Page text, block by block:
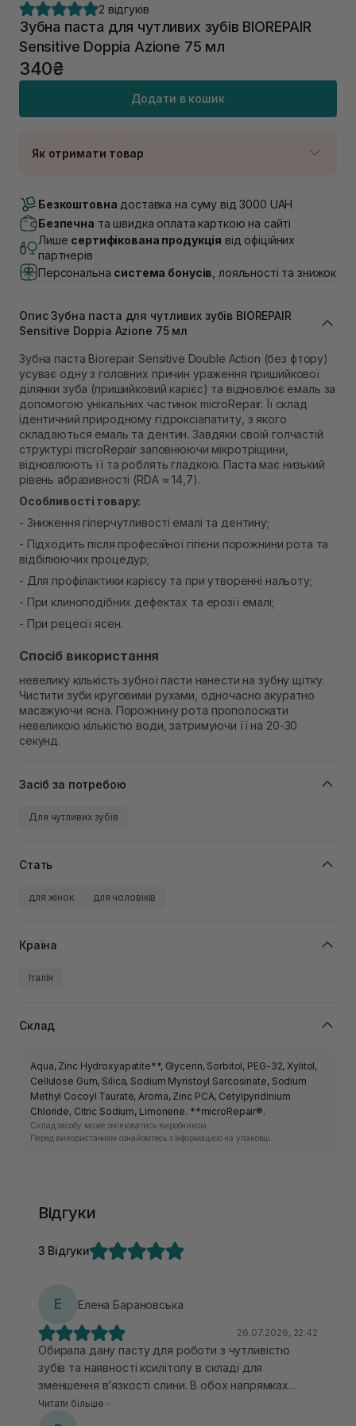
2 відгуків
Зубна паста для чутливих зубів BIOREPAIR
Sensitive Doppia Azione 75 мл
340₴
Додати в кошик
Як отримати товар
В наявності
Самовивіз м. Луцьк, вул. Винниченка 4
В наявності
Самовивіз м. Львів, вул. Академіка Підстригача, 1В
(Duck’s Lake)
В наявності
В наявності
Самовивіз м. Львів, вул. Степана Бандери 45
Самовивіз м. Рівне, вул. 16-го Липня, 15
В наявності
Самовивіз м. Рівне, вул. Кулика і Гудачека 23 (ТЦ
Екватор)
В наявності
Безкоштовна доставка на суму від 3000 UAH
Безпечна та швидка оплата карткою на сайті
Лише сертифікована продукція від офіційних
партнерів
Персональна система бонусів , лояльності та знижок
Опис Зубна паста для чутливих зубів BIOREPAIR
Sensitive Doppia Azione 75 мл
Зубна паста Biorepair Sensitive Double Action (без фтору)
усуває одну з головних причин ураження пришийкової
ділянки зуба (пришийковий карієс) та відновлює емаль за
допомогою унікальних частинок microRepair. Її склад
ідентичний природному гідроксіапатиту, з якого
складаються емаль та дентин. Завдяки своїй голчастій
структурі microRepair заповнюючи мікротріщини,
відновлюють її та роблять гладкою. Паста має низький
рівень абразивності (RDA ≈ 14,7).
Особливості товару:
- Зниження гіперчутливості емалі та дентину;
- Підходить після професійної гігієни порожнини рота та
відбілюючих процедур;
- Для профілактики карієсу та при утворенні нальоту;
- При клиноподібних дефектах та ерозії емалі;
- При рецесії ясен.
Спосіб використання
невелику кількість зубної пасти нанести на зубну щітку.
Чистити зуби круговими рухами, одночасно акуратно
масажуючи ясна. Порожнину рота прополоскати
невеликою кількістю води, затримуючи її на 20-30
секунд.
Засіб за потребою
Для чутливих зубів
Стать
для жінок для чоловіків
Країна
Італія
Склад
Aqua, Zinc Hydroxyapatite**, Glycerin, Sorbitol, PEG-32, Xylitol,
Cellulose Gum, Silica, Sodium Myristoyl Sarcosinate, Sodium
Methyl Cocoyl Taurate, Aroma, Zinc PCA, Cetylpyridinium
Chloride, Citric Sodium, Limonene. **microRepair®.
Склад засобу може змінюватись виробником.
Перед використанням ознайомтесь з інформацією на упаковці.
Відгуки
3 Відгуки
Е Елена Барановська
26.07.2026, 22:42
Обирала дану пасту для роботи з чутливістю
зубів та наявності ксилітолу в складі для
зменшення вʼязкості слини. В обох напрямках
паста попрацювала відмінно. ❤️‍🔥 Згодом
Читати більше